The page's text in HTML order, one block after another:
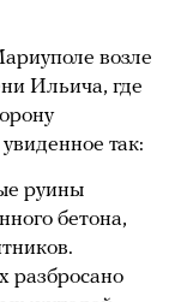
возле
Ильича, где
увиденное так:
руины
бетона,
разбросано